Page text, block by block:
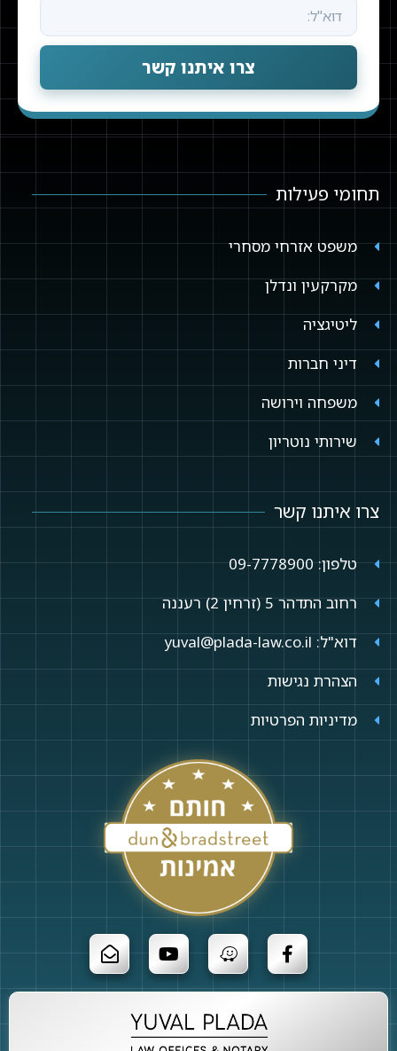
צרו איתנו קשר
תחומי פעילות
משפט אזרחי מסחרי
מקרקעין ונדלן
ליטיגציה
דיני חברות
משפחה וירושה
שירותי נוטריון
צרו איתנו קשר
טלפון: 09-7778900
רחוב התדהר 5 (זרחין 2) רעננה
דוא"ל: yuval@plada-law.co.il
הצהרת נגישות
מדיניות הפרטיות